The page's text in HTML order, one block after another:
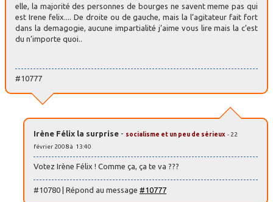
elle, la majorité des personnes de bourges ne savent meme pas qui
est Irene felix.... De droite ou de gauche, mais la l’agitateur fait fort
dans la demagogie, aucune impartialité j’aime vous lire mais la c’est
du n’importe quoi..
#10777
Irène Félix la surprise - socialisme et un peu de sérieux - 22
février 2008 à 13:40
Votez Irène Félix ! Comme ça, ça te va ???
#10780 | Répond au message #10777